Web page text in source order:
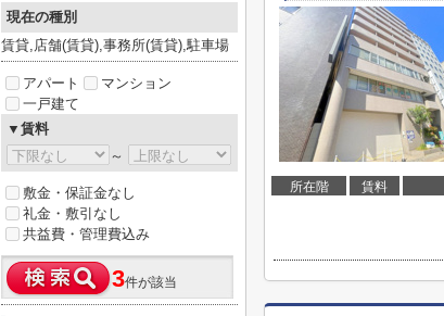
所在階 賃料
現在の種別
賃貸,店舗(賃貸),事務所(賃貸),駐車場
アパート
マンション
一戸建て
▼賃料
～
敷金・保証金なし
礼金・敷引なし
共益費・管理費込み
3件が該当